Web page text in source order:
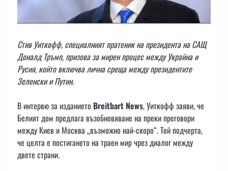
Стив Уиткофф, специалният пратеник на президента на САЩ
Доналд Тръмп, призова за мирен процес между Украйна и
Русия, който включва лична среща между президентите
Зеленски и Путин.
В интервю за изданието Breitbart News, Уиткофф заяви, че
Белият дом предлага възобновяване на преки преговори
между Киев и Москва „възможно най-скоро“. Той подчерта,
че целта е постигането на траен мир чрез диалог между
двете страни.